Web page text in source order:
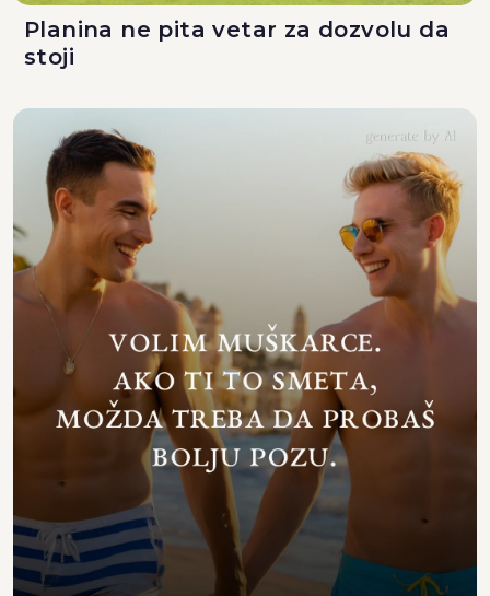
Planina ne pita vetar za dozvolu da
stoji